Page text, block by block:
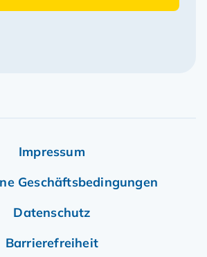
Impressum
Geschäftsbedingungen
Datenschutz
Barrierefreiheit